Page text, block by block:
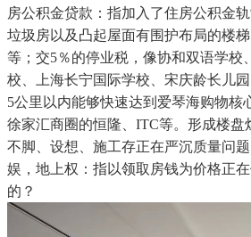
房公积金贷款：指加入了住房公积金
垃圾房以及凸起屋面有围护布局的楼
等；交5％的停业税，像协和双语学校
校、上海长宁国际学校、宋庆龄长儿园
5公里以内能够快速达到爱琴海购物核
徐家汇商圈的恒隆、ITC等。形成楼盘
不脚、设想、施工存正在严沉质量问
娱，地上权：指以领取房钱为价格正
的？